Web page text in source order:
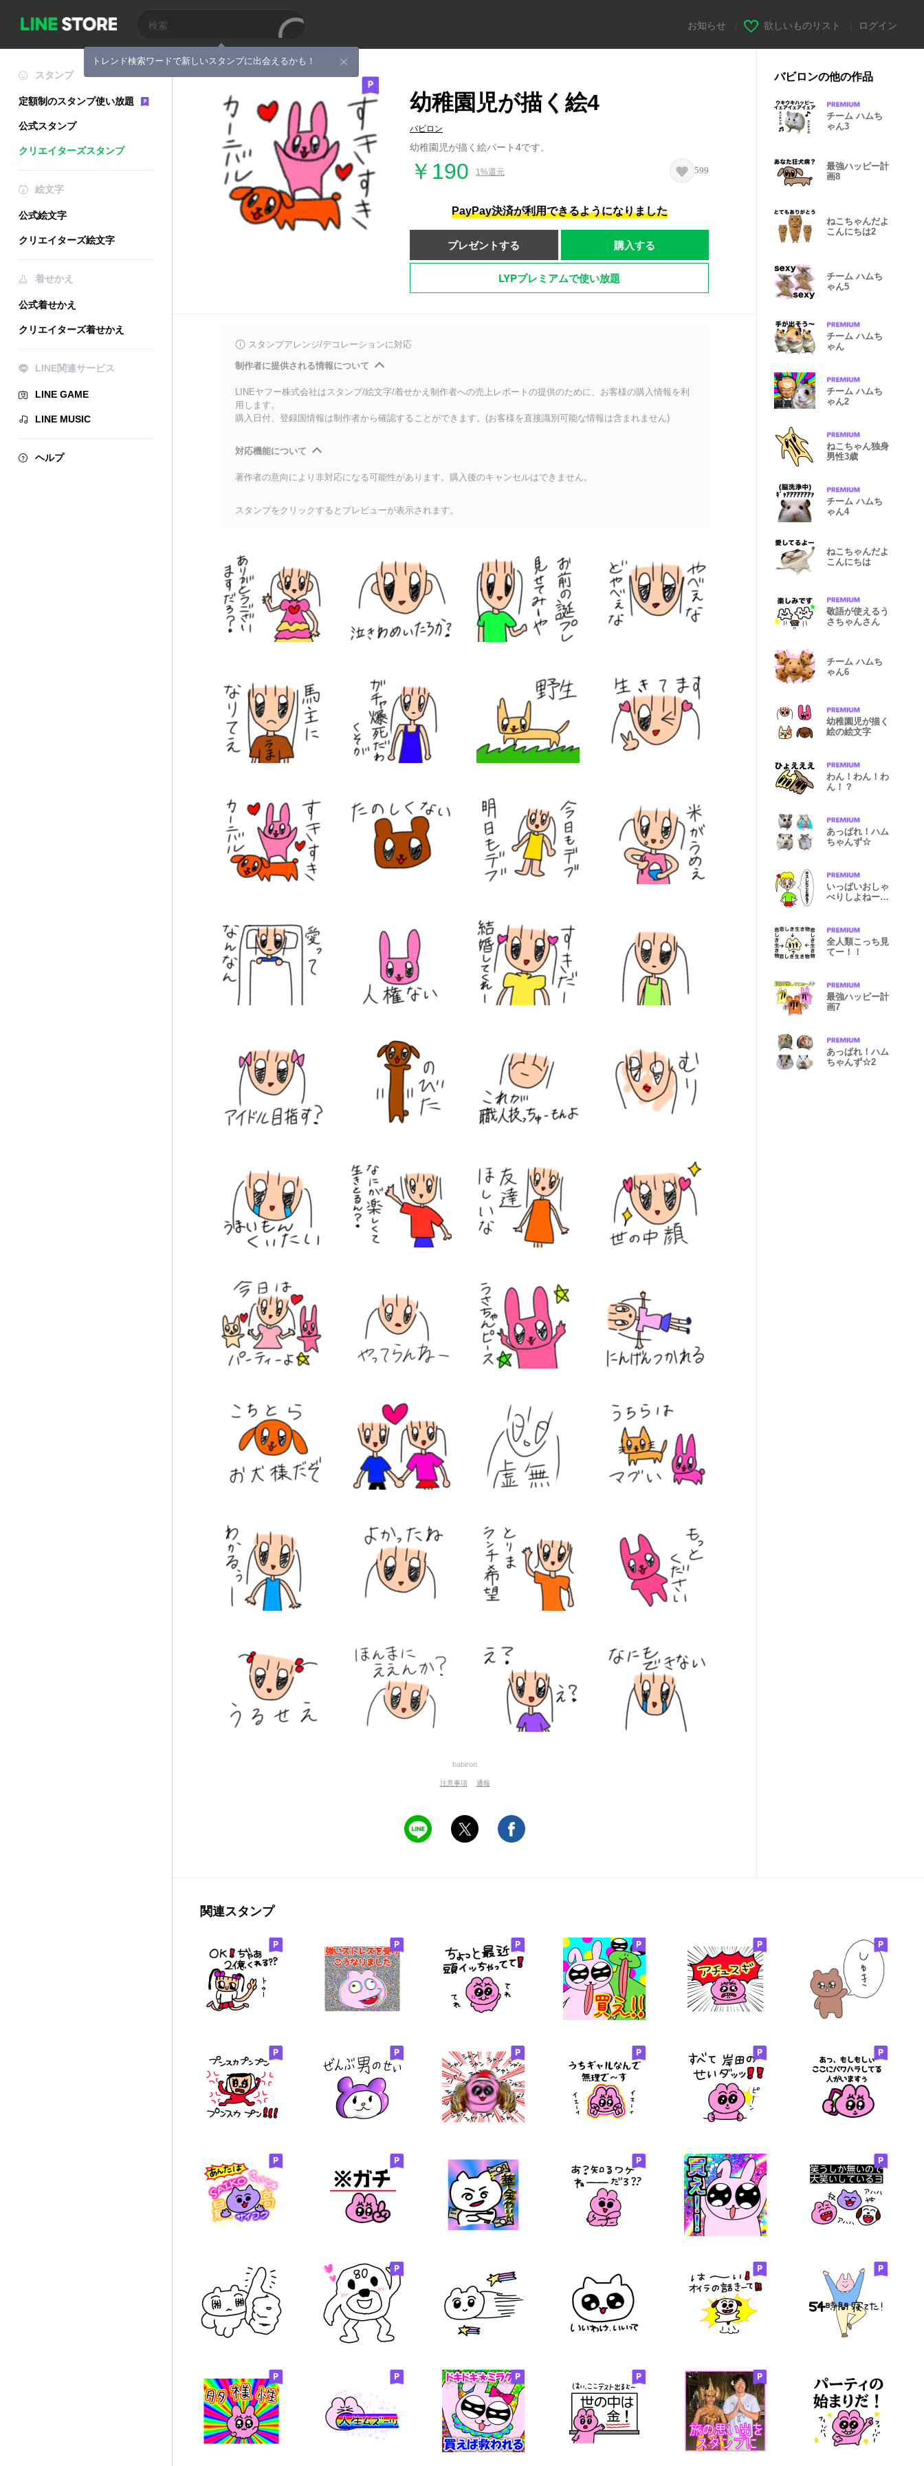
トレンド検索ワードで新しいスタンプに出会えるかも！
お知らせ 欲しいものリスト ログイン
スタンプ
定額制のスタンプ使い放題
公式スタンプ
クリエイターズスタンプ
絵文字
公式絵文字
クリエイターズ絵文字
着せかえ
公式着せかえ
クリエイターズ着せかえ
LINE関連サービス
LINE GAME
LINE MUSIC
ヘルプ
幼稚園児が描く絵4
バビロン
幼稚園児が描く絵パート4です。
￥190 1%還元 599
PayPay決済が利用できるようになりました
プレゼントする 購入する
LYPプレミアムで使い放題
スタンプアレンジ/デコレーションに対応
制作者に提供される情報について
LINEヤフー株式会社はスタンプ/絵文字/着せかえ制作者への売上レポートの提供のために、お客様の購入情報を利
用します。
購入日付、登録国情報は制作者から確認することができます。(お客様を直接識別可能な情報は含まれません)
対応機能について
著作者の意向により非対応になる可能性があります。購入後のキャンセルはできません。
スタンプをクリックするとプレビューが表示されます。
babiron
注意事項 通報
バビロンの他の作品
チーム ハムち
ゃん3
最強ハッピー計
画8
ねこちゃんだよ
こんにちは2
チーム ハムち
ゃん5
チーム ハムち
ゃん
チーム ハムち
ゃん2
ねこちゃん独身
男性3歳
チーム ハムち
ゃん4
ねこちゃんだよ
こんにちは
敬語が使えるう
さちゃんさん
チーム ハムち
ゃん6
幼稚園児が描く
絵の絵文字
わん！わん！わ
ん！？
あっぱれ！ハム
ちゃんず☆
いっぱいおしゃ
べりしよねーの
全人類こっち見
てー！！
最強ハッピー計
画7
あっぱれ！ハム
ちゃんず☆2
関連スタンプ